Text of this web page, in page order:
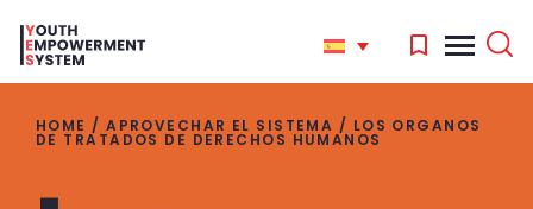
HOME /APROVECHAR EL SISTEMA / LOS ORGANOS
DE TRATADOS DE DERECHOS HUMANOS